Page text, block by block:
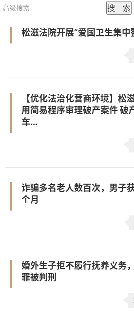
高级搜索
松滋法院开展“爱国卫生集中
【优化法治化营商环境】松
用简易程序审理破产案件 破
车...
诈骗多名老人数百次，男子
个月
婚外生子拒不履行抚养义务
罪被判刑